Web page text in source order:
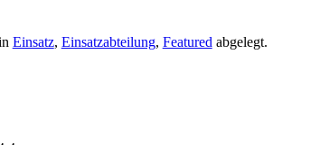
Einsatz, Einsatzabteilung, Featured abgelegt.